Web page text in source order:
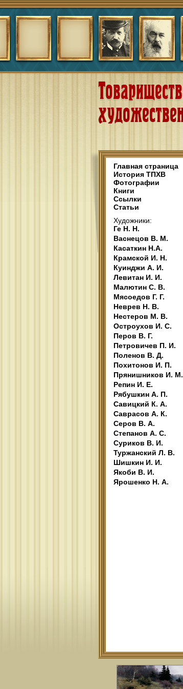
Главная страница
История ТПХВ
Фотографии
Книги
Ссылки
Статьи
Художники:
Ге Н. Н.
Васнецов В. М.
Касаткин Н.А.
Крамской И. Н.
Куинджи А. И.
Левитан И. И.
Малютин С. В.
Мясоедов Г. Г.
Неврев Н. В.
Нестеров М. В.
Остроухов И. С.
Перов В. Г.
Петровичев П. И.
Поленов В. Д.
Похитонов И. П.
Прянишников И. М.
Репин И. Е.
Рябушкин А. П.
Савицкий К. А.
Саврасов А. К.
Серов В. А.
Степанов А. С.
Суриков В. И.
Туржанский Л. В.
Шишкин И. И.
Якоби В. И.
Ярошенко Н. А.